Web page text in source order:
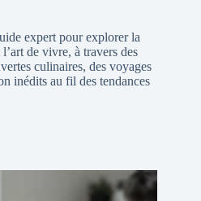
expert pour explorer la
de vivre, à travers des
culinaires, des voyages
inédits au fil des tendances